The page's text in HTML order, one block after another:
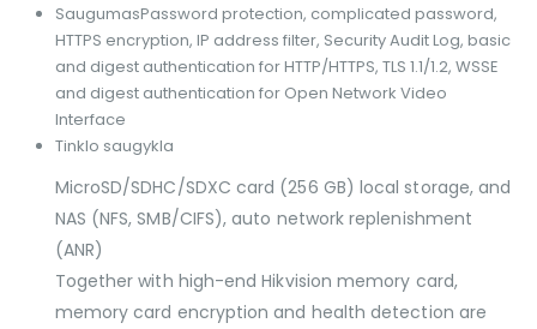
SaugumasPassword protection, complicated password,
HTTPS encryption, IP address filter, Security Audit Log, basic
and digest authentication for HTTP/HTTPS, TLS 1.1/1.2, WSSE
and digest authentication for Open Network Video
Interface
Tinklo saugykla
MicroSD/SDHC/SDXC card (256 GB) local storage, and
NAS (NFS, SMB/CIFS), auto network replenishment
(ANR)
Together with high-end Hikvision memory card,
memory card encryption and health detection are